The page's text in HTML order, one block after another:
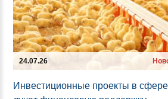
24.07.26
Ин­вес­ти­ци­он­ные про­ек­ты в